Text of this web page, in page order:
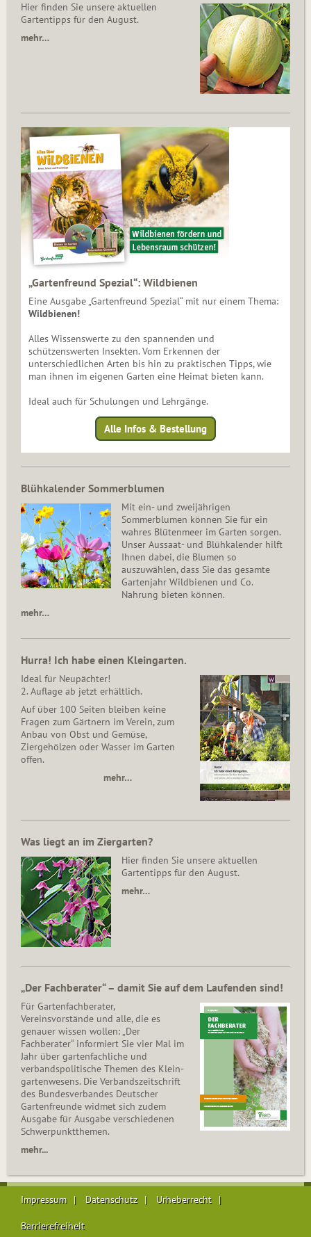
Hier finden Sie unsere aktuellen
Gartentipps für den August.
mehr…
„Gartenfreund Spezial“: Wildbienen
Eine Ausgabe „Gartenfreund Spezial“ mit nur einem Thema:
Wildbienen!
Alles Wissenswerte zu den spannenden und
schützenswerten Insekten. Vom Erkennen der
unterschiedlichen Arten bis hin zu praktischen Tipps, wie
man ihnen im eigenen Garten eine Heimat bieten kann.
Ideal auch für Schulungen und Lehrgänge.
Alle Infos & Bestellung
Blühkalender Sommerblumen
Mit ein- und zweijährigen
Sommerblumen können Sie für ein
wahres Blütenmeer im Garten sorgen.
Unser Aussaat- und Blühkalender hilft
Ihnen dabei, die Blumen so
auszuwählen, dass Sie das gesamte
Gartenjahr Wildbienen und Co.
Nahrung bieten können.
mehr…
Hurra! Ich habe einen Kleingarten.
Ideal für Neupächter!
2. Auflage ab jetzt erhältlich.
Auf über 100 Seiten bleiben keine
Fragen zum Gärtnern im Verein, zum
Anbau von Obst und Gemüse,
Ziergehölzen oder Wasser im Garten
offen.
mehr…
Was liegt an im Ziergarten?
Hier finden Sie unsere aktuellen
Gartentipps für den August.
mehr…
„Der Fachberater“ – damit Sie auf dem Laufenden sind!
Für Gartenfachberater,
Vereinsvorstände und alle, die es
genauer wissen wollen: „Der
Fachberater“ informiert Sie vier Mal im
Jahr über gartenfachliche und
verbandspolitische Themen des Klein­
gar­ten­wesens. Die Ver­bands­zeit­schrift
des Bun­des­ver­ban­des Deutscher
Gartenfreunde widmet sich zudem
Ausgabe für Ausgabe verschiedenen
Schwer­punkt­the­men.
mehr...
Impressum Datenschutz Urheberrecht
Barrierefreiheit